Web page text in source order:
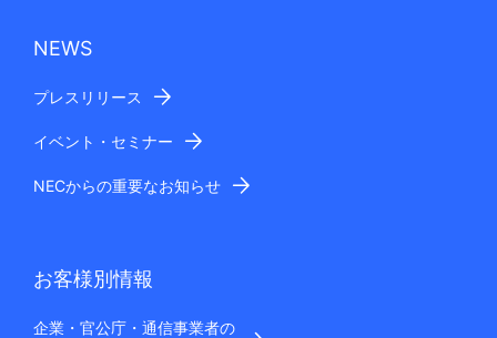
NEWS
プレスリリース
イベント・セミナー
NECからの重要なお知らせ
お客様別情報
企業・官公庁・通信事業者の